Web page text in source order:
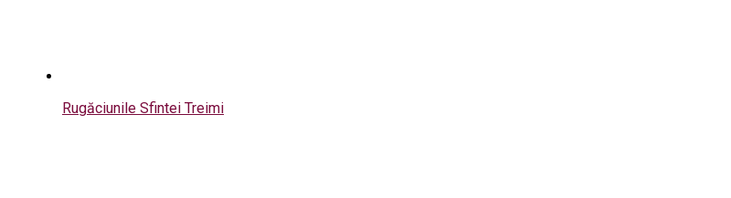
Rugăciunile Sfintei Treimi